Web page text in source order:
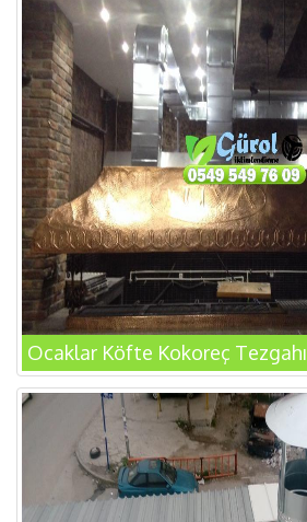
Ocaklar Köfte Kokoreç Tezgahı